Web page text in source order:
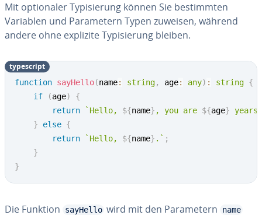
Mit op­tio­na­ler Ty­pi­sie­rung können Sie be­stimm­ten
Variablen und Pa­ra­me­tern Typen zuweisen, während
andere ohne explizite Ty­pi­sie­rung bleiben.
function sayHello(name: string, age: any) : string {
if
(age)
{
return
` Hello, ${name} , you are ${age}
}
else {
return
` Hello, ${name} . ` ;
}
}
ty­pe­script
Die Funktion sayHello wird mit den Pa­ra­me­tern name